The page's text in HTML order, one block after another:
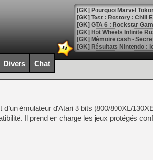
[GK] Pourquoi Marvel
[GK] Test : Restory : Chill
[GK] GTA 6 : Rockstar
[GK] Hot Wheels Infinite
[GK] Mémoire cash -
[GK] Résultats Nintendo :
[GK] Déjà des
[Mo5] Brickboy cherche à
[GK] Minecraft et ses «
[GK] Beast of
[GK] Ubisoft : fin de partie
[GK] Mémoire cash -
[GK] Dan Houser (GTA)
[GK] Comment EA Sports
[GK] Crimson Moon : un
[GK] Isle of Reveries : le
[GK] Moonlighter 2 : The
[GK] Capcom relance
Divers Chat
d’un émulateur d’Atari 8 bits (800/800XL/
Il prend en charge les jeux protégés